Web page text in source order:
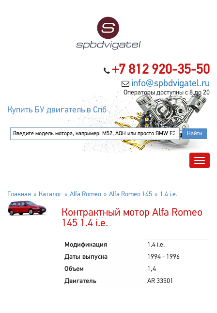
+7 812 920-35-50
info@spbdvigatel.ru
Операторы доступны с 8 до 20
Купить БУ двигатель в Спб
Главная Каталог Alfa Romeo Alfa Romeo 145 1.4 i.e.
Контрактный мотор Alfa Romeo
145 1.4 i.e.
Модификация
1.4 i.e.
Даты выпуска
1994 - 1996
Объем
1,4
Двигатель
AR 33501